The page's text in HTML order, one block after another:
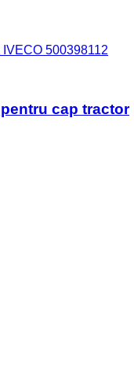
IVECO 500398112
pentru cap tractor